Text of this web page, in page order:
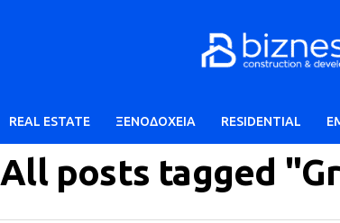
REAL ESTATE ΞΕΝΟΔΟΧΕΙΑ RESIDENTIAL
All posts tagged